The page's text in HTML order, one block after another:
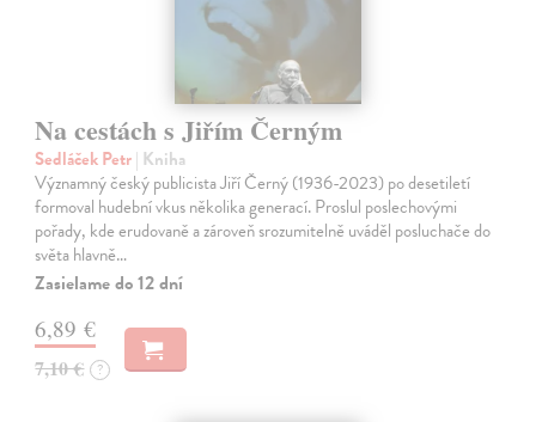
Na cestách s Jiřím Černým
Sedláček Petr| Kniha
Významný český publicista Jiří Černý (1936-2023) po desetiletí
formoval hudební vkus několika generací. Proslul poslechovými
pořady, kde erudovaně a zároveň srozumitelně uváděl posluchače do
světa hlavně…
Zasielame do 12 dní
6,89 €
7,10 € ?